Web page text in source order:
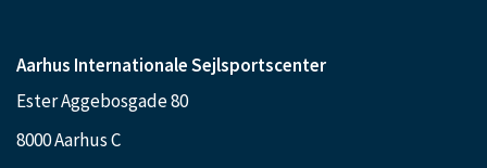
Aarhus Internationale Sejlsportscenter
Ester Aggebosgade 80
8000 Aarhus C